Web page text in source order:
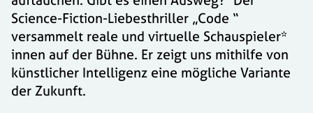
Science-Fiction-Liebesthriller „Code “
versammelt reale und virtuelle Schauspieler*
innen auf der Bühne. Er zeigt uns mithilfe von
künstlicher Intelligenz eine mögliche Variante
der Zukunft.